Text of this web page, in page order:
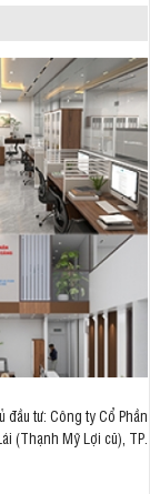
tư: Công ty Cổ Phần
(Thạnh Mỹ Lợi cũ), TP.